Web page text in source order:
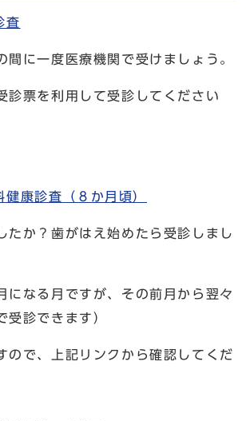
査
間に一度医療機関で受けましょう。
診票を利用して受診してください
健康診査（８か月頃）
たか？歯がはえ始めたら受診しまし
になる月ですが、その前月から翌々
受診できます）
ので、上記リンクから確認してくだ